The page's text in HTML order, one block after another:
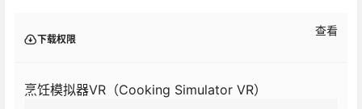
下载权限
查看
烹饪模拟器VR（Cooking Simulator VR）